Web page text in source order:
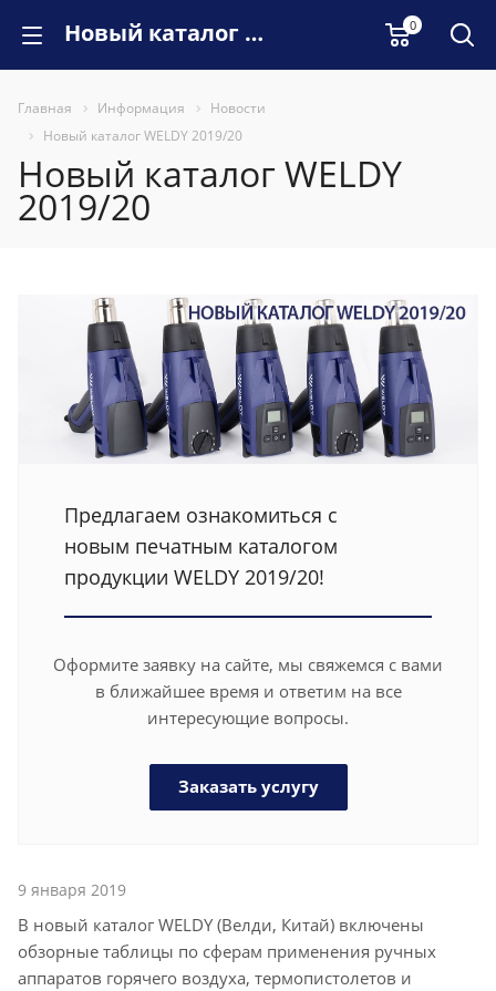
Новый каталог WELDY 2019/20 0
Главная Информация
Новости
Новый каталог WELDY 2019/20
Новый каталог WELDY
2019/20
Предлагаем ознакомиться с
новым печатным каталогом
продукции WELDY 2019/20!
Оформите заявку на сайте, мы свяжемся с вами
в ближайшее время и ответим на все
интересующие вопросы.
Заказать услугу
9 января 2019
В новый каталог WELDY (Велди, Китай) включены
обзорные таблицы по сферам применения ручных
аппаратов горячего воздуха, термопистолетов и